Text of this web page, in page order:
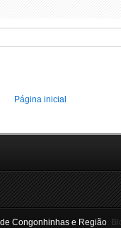
Página inicial
Congonhinhas e Região.